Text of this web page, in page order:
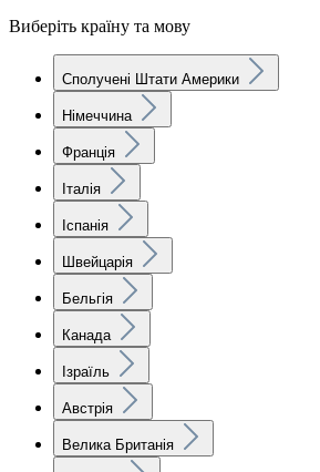
Виберіть країну та мову
Сполучені Штати Америки
Німеччина
Франція
Італія
Іспанія
Швейцарія
Бельгія
Канада
Ізраїль
Австрія
Велика Британія